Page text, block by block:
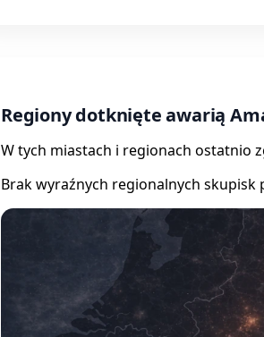
Regiony dotknięte awarią
W tych miastach i regionach ostatnio
Brak wyraźnych regionalnych